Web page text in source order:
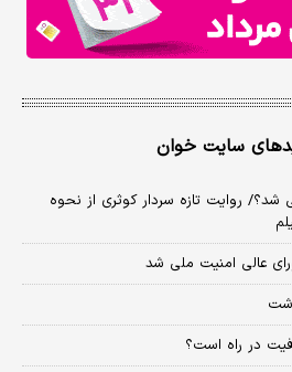
سایت خوان
شد؟/ روایت تازه سردار کوثری از نحوه
عالی امنیت ملی شد
در راه است؟